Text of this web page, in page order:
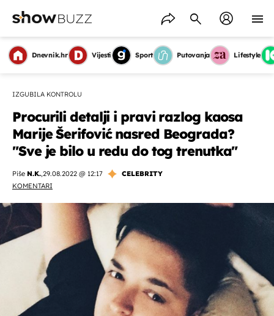
Dnevnik.hr Vijesti Sport Putovanja Lifestyle
IZGUBILA KONTROLU
Procurili detalji i pravi razlog kaosa
Marije Šerifović nasred Beograda?
"Sve je bilo u redu do tog trenutka"
Piše N.K.,29.08.2022 @ 12:17
CELEBRITY
KOMENTARI
OMOGUĆI OBAVIJESTI